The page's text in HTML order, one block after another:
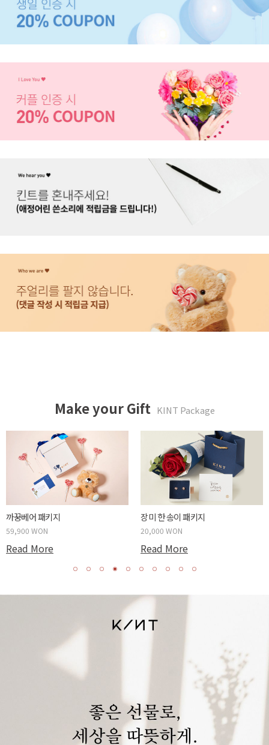
Make your Gift KINT Package
까꿍베어 패키지
59,900 WON
Read More
장미 한 송이 패키지
20,000 WON
Read More